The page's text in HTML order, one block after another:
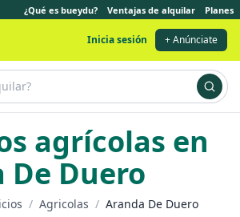
¿Qué es bueydu? Ventajas de alquilar Planes
Inicia sesión + Anúnciate
agrícolas en
De Duero
/ Agricolas / Aranda De Duero